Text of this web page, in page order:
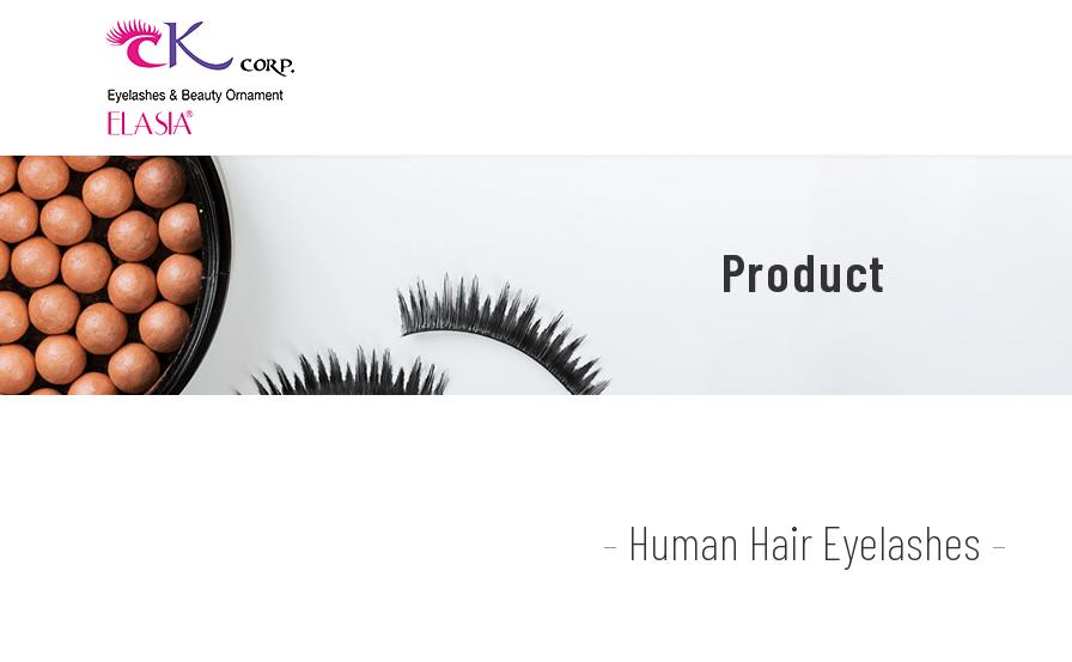
Product
Human Hair Eyelashes